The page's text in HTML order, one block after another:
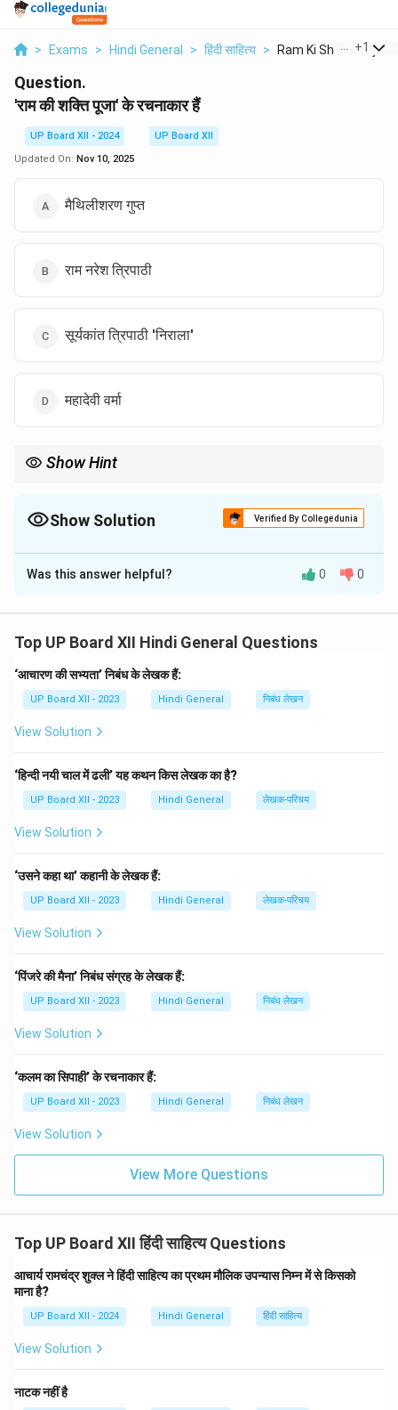
> Exams > Hindi General > हिंदी साहित्य > Ram Ki Shakti Puja
+1
Question.
'राम की शक्ति पूजा' के रचनाकार हैं
UP Board XII - 2024
UP Board XII
Updated On: Nov 10, 2025
मैथिलीशरण गुप्त
राम नरेश त्रिपाठी
सूर्यकांत त्रिपाठी 'निराला'
महादेवी वर्मा
Show Hint
Show Solution Verified By Collegedunia
The Correct Option isC
Solution and Explanation
Download Solution in PDF
Was this answer helpful? 0 0
Top UP Board XII Hindi General Questions
‘आचारण की सभ्यता’ निबंध के लेखक हैं:
UP Board XII - 2023 Hindi General निबंध लेखन
View Solution
‘हिन्दी नयी चाल में ढली’ यह कथन किस लेखक का है?
UP Board XII - 2023 Hindi General लेखक-परिचय
View Solution
‘उसने कहा था’ कहानी के लेखक हैं:
UP Board XII - 2023 Hindi General लेखक-परिचय
View Solution
‘पिंजरे की मैना’ निबंध संग्रह के लेखक हैं:
UP Board XII - 2023 Hindi General निबंध लेखन
View Solution
‘कलम का सिपाही’ के रचनाकार हैं:
UP Board XII - 2023 Hindi General निबंध लेखन
View Solution
View More Questions
Top UP Board XII हिंदी साहित्य Questions
आचार्य रामचंद्र शुक्ल ने हिंदी साहित्य का प्रथम मौलिक उपन्यास निम्न में से किसको
माना है?
UP Board XII - 2024 Hindi General हिंदी साहित्य
View Solution
नाटक नहीं है